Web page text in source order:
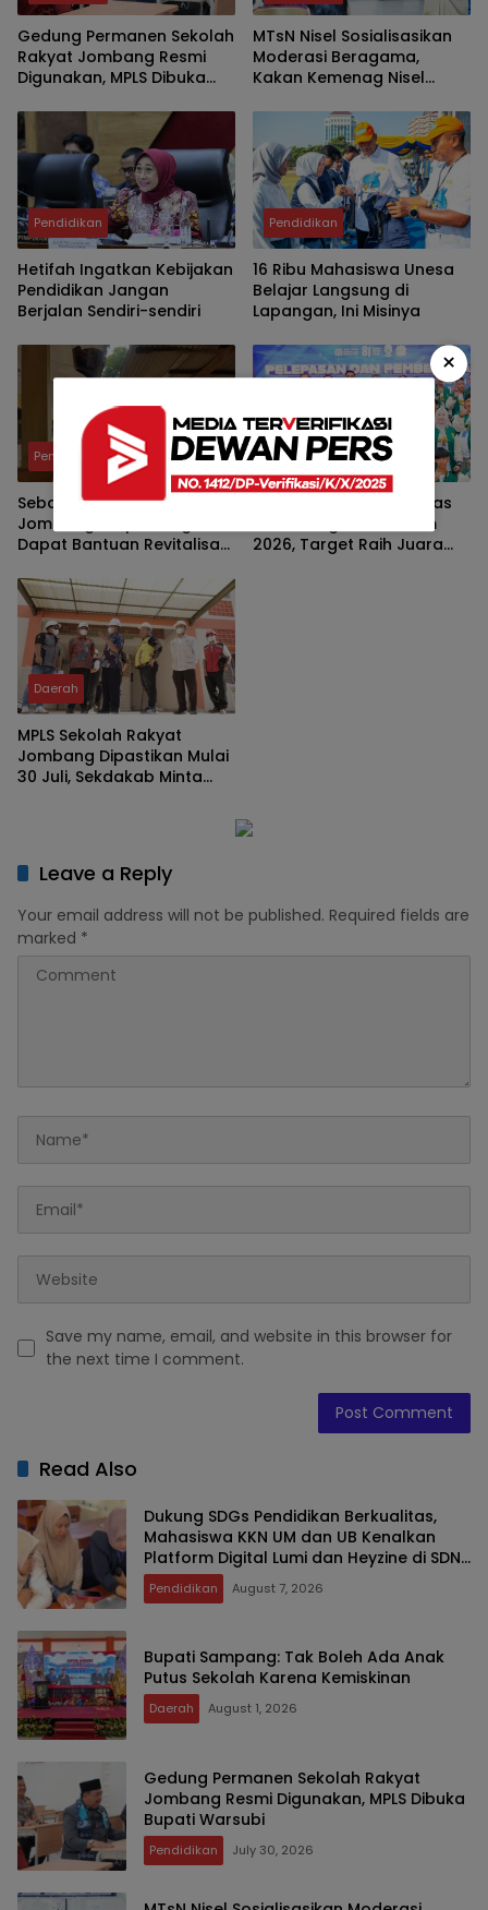
Gedung Permanen Sekolah
Rakyat Jombang Resmi
Digunakan, MPLS Dibuka
MTsN Nisel Sosialisasikan
Moderasi Beragama,
Kakan Kemenag Nisel
Pendidikan
Hetifah Ingatkan Kebijakan
Pendidikan Jangan
Berjalan Sendiri-sendiri
Pendidikan
16 Ribu Mahasiswa Unesa
Belajar Langsung di
Lapangan, Ini Misinya
Pendidikan
Sebanyak 28 SD di
Jombang Berpeluang
Dapat Bantuan Revitalisasi,
Pendidikan
Gubernur Khofifah Lepas
45 Kontingen LKS Jatim
2026, Target Raih Juara
Daerah
MPLS Sekolah Rakyat
Jombang Dipastikan Mulai
30 Juli, Sekdakab Minta
Leave a Reply
Your email address will not be published. Required fields are
marked *
Save my name, email, and website in this browser for
the next time I comment.
Read Also
Dukung SDGs Pendidikan Berkualitas,
Mahasiswa KKN UM dan UB Kenalkan
Platform Digital Lumi dan Heyzine di SDN
Jeru
Pendidikan August 7, 2026
Bupati Sampang: Tak Boleh Ada Anak
Putus Sekolah Karena Kemiskinan
Daerah August 1, 2026
Gedung Permanen Sekolah Rakyat
Jombang Resmi Digunakan, MPLS Dibuka
Bupati Warsubi
Pendidikan July 30, 2026
×